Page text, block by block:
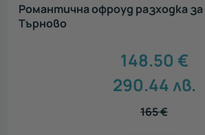
Романтична офроуд разходка
Търново
148.50 €
290.44лв.
165€